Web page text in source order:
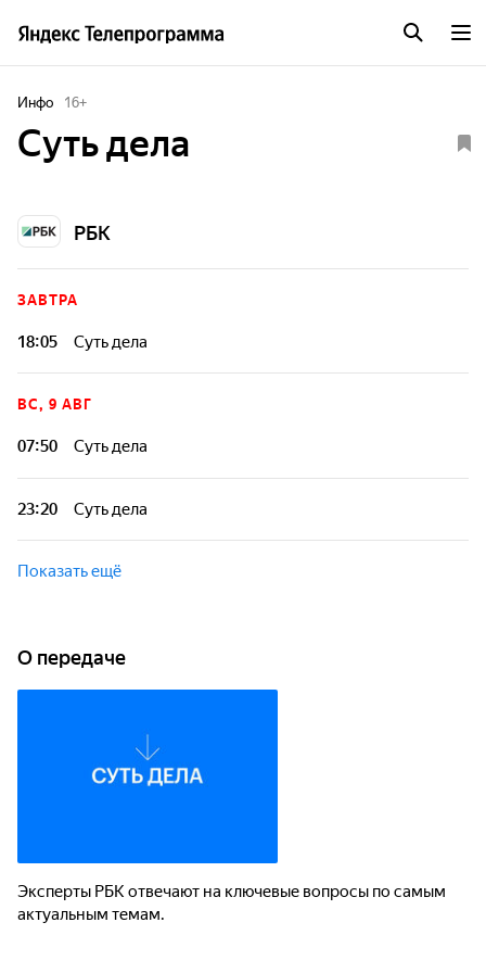
Инфо 16+
Суть дела
РБК
ЗАВТРА
18:05 Суть дела
ВС, 9 АВГ
07:50 Суть дела
23:20 Суть дела
Показать ещё
О передаче
Эксперты РБК отвечают на ключевые вопросы по самым
актуальным темам.